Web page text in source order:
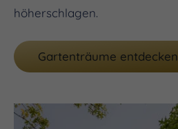
höherschlagen.
Gartenträume entdecken